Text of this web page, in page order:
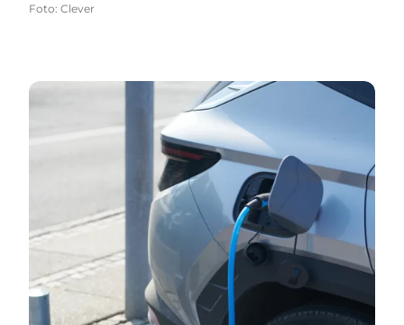
Foto: Clever
PlugShare